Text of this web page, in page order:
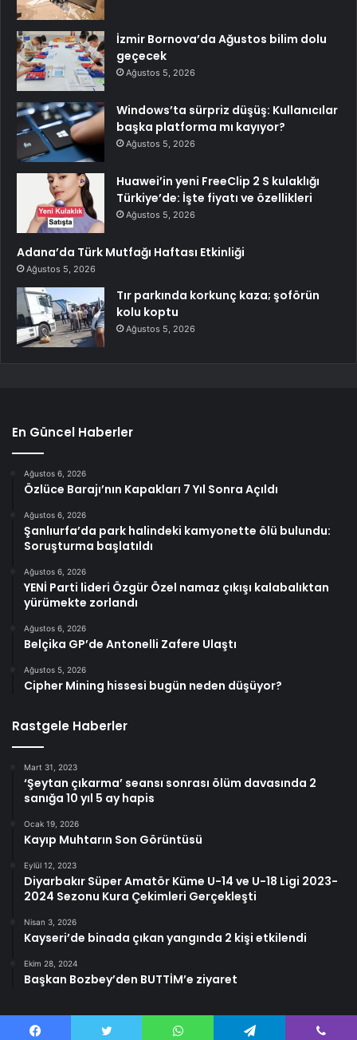
İzmir Bornova’da Ağustos bilim dolu
geçecek
Ağustos 5, 2026
Windows’ta sürpriz düşüş: Kullanıcılar
başka platforma mı kayıyor?
Ağustos 5, 2026
Huawei’in yeni FreeClip 2 S kulaklığı
Türkiye’de: İşte fiyatı ve özellikleri
Ağustos 5, 2026
Adana’da Türk Mutfağı Haftası Etkinliği
Ağustos 5, 2026
Tır parkında korkunç kaza; şoförün
kolu koptu
Ağustos 5, 2026
En Güncel Haberler
Ağustos 6, 2026
Özlüce Barajı’nın Kapakları 7 Yıl Sonra Açıldı
Ağustos 6, 2026
Şanlıurfa’da park halindeki kamyonette ölü bulundu:
Soruşturma başlatıldı
Ağustos 6, 2026
YENİ Parti lideri Özgür Özel namaz çıkışı kalabalıktan
yürümekte zorlandı
Ağustos 6, 2026
Belçika GP’de Antonelli Zafere Ulaştı
Ağustos 5, 2026
Cipher Mining hissesi bugün neden düşüyor?
Rastgele Haberler
Mart 31, 2023
‘Şeytan çıkarma’ seansı sonrası ölüm davasında 2
sanığa 10 yıl 5 ay hapis
Ocak 19, 2026
Kayıp Muhtarın Son Görüntüsü
Eylül 12, 2023
Diyarbakır Süper Amatör Küme U-14 ve U-18 Ligi 2023-
2024 Sezonu Kura Çekimleri Gerçekleşti
Nisan 3, 2026
Kayseri’de binada çıkan yangında 2 kişi etkilendi
Ekim 28, 2024
Başkan Bozbey’den BUTTİM’e ziyaret